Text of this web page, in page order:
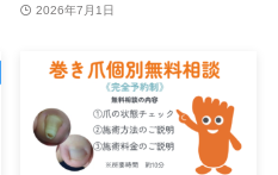
2026年7月1日